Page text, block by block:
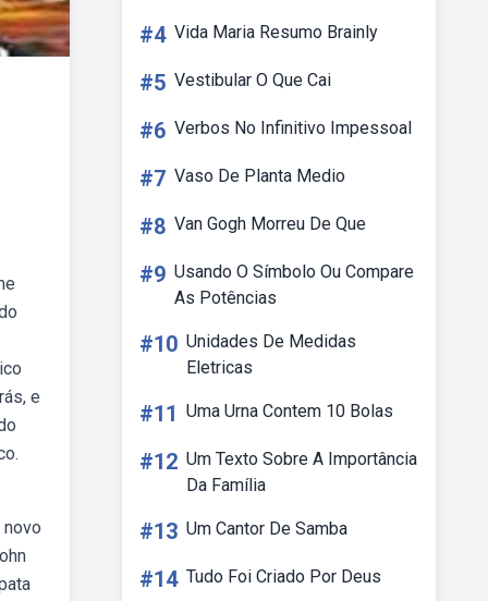
e
#4 Vida Maria Resumo Brainly
#5 Vestibular O Que Cai
#6 Verbos No Infinitivo Impessoal
#7 Vaso De Planta Medio
#8 Van Gogh Morreu De Que
#9 Usando O Símbolo Ou Compare
As Potências
#10 Unidades De Medidas
Eletricas
#11 Uma Urna Contem 10 Bolas
#12 Um Texto Sobre A Importância
Da Família
#13 Um Cantor De Samba
#14 Tudo Foi Criado Por Deus